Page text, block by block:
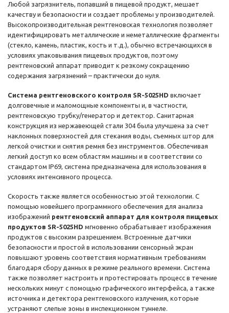
Любой загрязнитель, попавший в пищевой продукт, мешает
качеству и безопасности и создает проблемы у производителей.
Высокопроизводительная рентгеновская технология позволяет
идентифицировать металлические и неметаллические фрагменты
(стекло, камень, пластик, кость и т.д.), обычно встречающихся в
условиях упаковывания пищевых продуктов, поэтому
рентгеновский аппарат приводит к резкому сокращению
содержания загрязнений – практически до нуля.
Система рентгеновского контроля SR-5025HD включает
долговечные и маломощные компоненты и, в частности,
рентгеновскую трубку/генератор и детектор. Санитарная
конструкция из нержавеющей стали 304 была улучшена за счет
наклонных поверхностей для стекания воды, съемных штор для
легкой очистки и снятия ремня без инструментов. Обеспечивая
легкий доступ ко всем областям машины и в соответствии со
стандартом IP69, система предназначена для использования в
условиях интенсивного процесса.
Скорость также является особенностью этой технологии. С
помощью новейшего программного обеспечения для анализа
изображений рентгеновский аппарат для контроля пищевых
продуктов SR-5025HD мгновенно обрабатывает изображения
продуктов с высоким разрешением. Встроенные датчики
безопасности и простой в использовании сенсорный экран
повышают уровень соответствия нормативным требованиям
благодаря сбору данных в режиме реального времени. Система
также позволяет настроить и протестировать процесс в течение
нескольких минут с помощью графического интерфейса, а также
источника и детектора рентгеновского излучения, которые
устраняют слепые зоны в инспекционном туннеле.